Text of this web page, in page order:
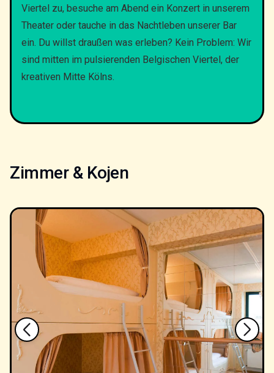
Viertel zu, besuche am Abend ein Konzert in unserem
Theater oder tauche in das Nachtleben unserer Bar
ein. Du willst draußen was erleben? Kein Problem: Wir
sind mitten im pulsierenden Belgischen Viertel, der
kreativen Mitte Kölns.
Zimmer & Kojen